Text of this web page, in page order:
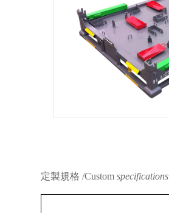
定製規格 /Custom specifications